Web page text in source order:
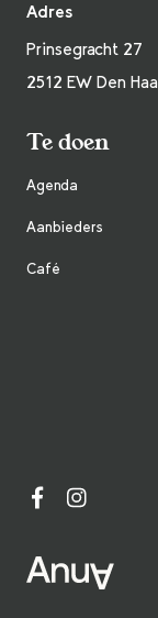
Adres
Prinsegracht 27
2512 EW Den
Te doen
Agenda
Aanbieders
Café